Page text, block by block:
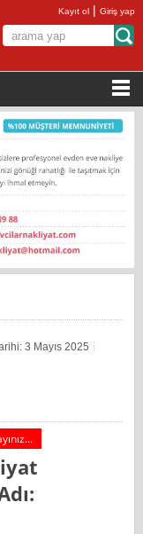
Kayıt ol |Giriş yap
3 Mayıs 2025